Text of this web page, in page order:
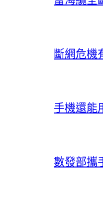
斷網危機
手機還能
數發部攜